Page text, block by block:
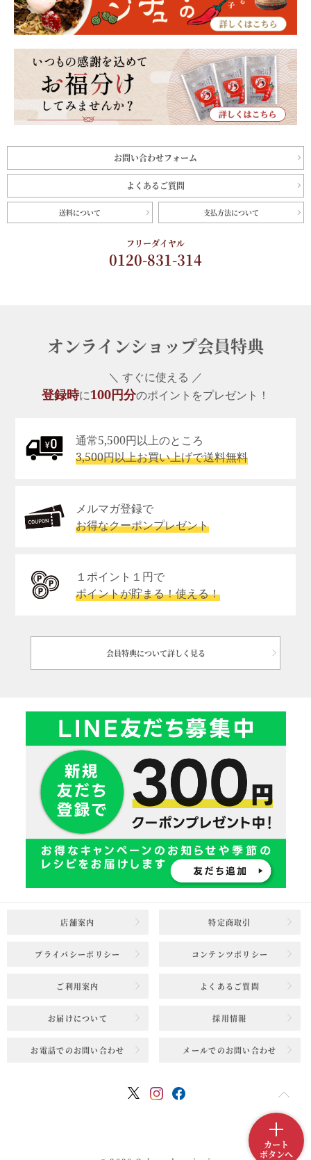
カート
ボタンへ
お問い合わせフォーム
よくあるご質問
送料について 支払方法について
フリーダイヤル
0120-831-314
オンラインショップ会員特典
＼ すぐに使える ／
登録時に100円分のポイントをプレゼント！
通常5,500円以上のところ
3,500円以上お買い上げで送料無料
メルマガ登録で
お得なクーポンプレゼント
１ポイント１円で
ポイントが貯まる！使える！
会員特典について詳しく見る
店舗案内 特定商取引
プライバシーポリシー コンテンツポリシー
ご利用案内 よくあるご質問
お届けについて 採用情報
お電話でのお問い合わせ メールでのお問い合わせ